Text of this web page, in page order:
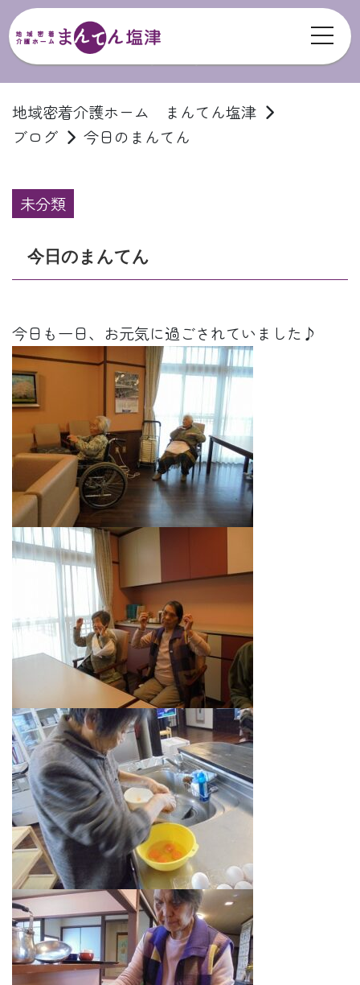
地域密着介護ホーム まんてん塩津
ブログ
今日のまんてん
未分類
今日のまんてん
今日も一日、お元気に過ごされていました♪